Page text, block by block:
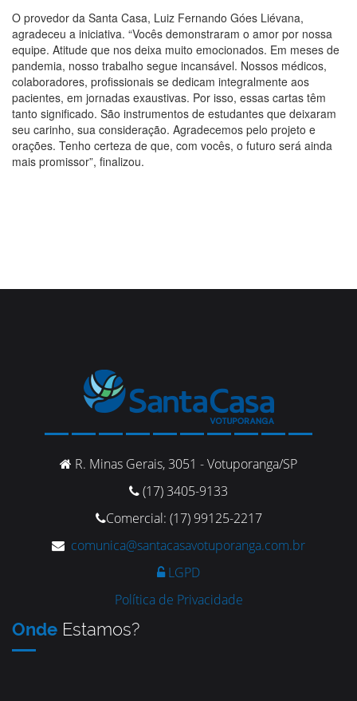
O provedor da Santa Casa, Luiz Fernando Góes Liévana,
agradeceu a iniciativa. “Vocês demonstraram o amor por nossa
equipe. Atitude que nos deixa muito emocionados. Em meses de
pandemia, nosso trabalho segue incansável. Nossos médicos,
colaboradores, profissionais se dedicam integralmente aos
pacientes, em jornadas exaustivas. Por isso, essas cartas têm
tanto significado. São instrumentos de estudantes que deixaram
seu carinho, sua consideração. Agradecemos pelo projeto e
orações. Tenho certeza de que, com vocês, o futuro será ainda
mais promissor”, finalizou.
R. Minas Gerais, 3051 - Votuporanga/SP
(17) 3405-9133
Comercial: (17) 99125-2217
comunica@santacasavotuporanga.com.br
LGPD
Política de Privacidade
Onde Estamos?